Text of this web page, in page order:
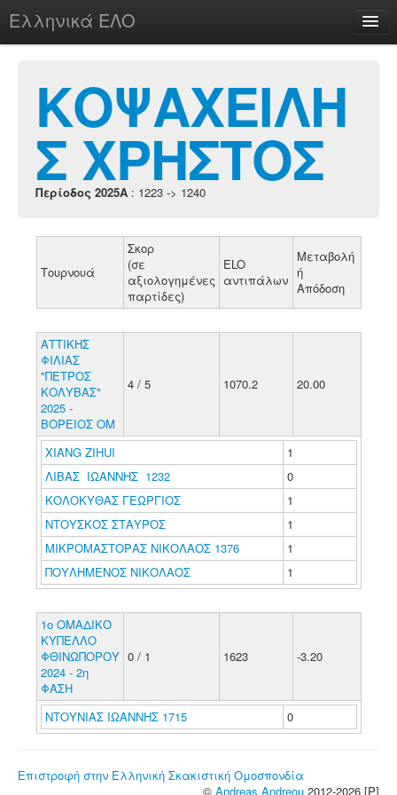
Ελληνικά ΕΛΟ
chesstu.be @ discord
Login
ΚΟΨΑΧΕΙΛΗ
Σ ΧΡΗΣΤΟΣ
Περίοδος 2025A : 1223 -> 1240
Τουρνουά
Σκορ
(σε
αξιολογημένες
παρτίδες)
ELO
αντιπάλων
Μεταβολή
ή
Απόδοση
ΑΤΤΙΚΗΣ
ΦΙΛΙΑΣ
"ΠΕΤΡΟΣ
ΚΟΛΥΒΑΣ"
2025 -
ΒΟΡΕΙΟΣ ΟΜ
4 / 5 1070.2 20.00
XIANG ZIHUI
1
ΛΙΒΑΣ ΙΩΑΝΝΗΣ 1232
0
ΚΟΛΟΚΥΘΑΣ ΓΕΩΡΓΙΟΣ
1
ΝΤΟΥΣΚΟΣ ΣΤΑΥΡΟΣ
1
ΜΙΚΡΟΜΑΣΤΟΡΑΣ ΝΙΚΟΛΑΟΣ 1376
1
ΠΟΥΛΗΜΕΝΟΣ ΝΙΚΟΛΑΟΣ
1
1o ΟΜΑΔΙΚΟ
ΚΥΠΕΛΛΟ
ΦΘΙΝΩΠΟΡΟΥ
2024 - 2η
ΦΑΣΗ
0 / 1 1623 -3.20
ΝΤΟΥΝΙΑΣ ΙΩΑΝΝΗΣ 1715 0
Επιστροφή στην Ελληνική Σκακιστική Ομοσπονδία
© Andreas Andreou 2012-2026 [P]